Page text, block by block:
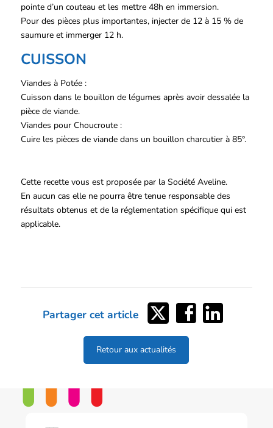
pointe d’un couteau et les mettre 48h en immersion.
Pour des pièces plus importantes, injecter de 12 à 15 % de
saumure et immerger 12 h.
CUISSON
Viandes à Potée :
Cuisson dans le bouillon de légumes après avoir dessalée la
pièce de viande.
Viandes pour Choucroute :
Cuire les pièces de viande dans un bouillon charcutier à 85°.
Cette recette vous est proposée par la Société Aveline.
En aucun cas elle ne pourra être tenue responsable des
résultats obtenus et de la réglementation spécifique qui est
applicable.
Partager cet article
Partager
sur
Twitter
Partager
sur
Facebook
Partager
sur
Retour aux actualités